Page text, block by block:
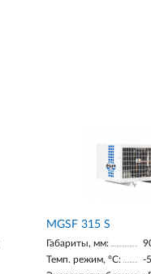
МGSF 315 S
Габариты, мм:
Темп. режим, °С:
-